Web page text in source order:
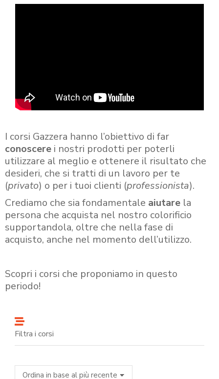
I corsi Gazzera hanno l’obiettivo di far
conoscere i nostri prodotti per poterli
utilizzare al meglio e ottenere il risultato che
desideri, che si tratti di un lavoro per te
(privato) o per i tuoi clienti (professionista).
Crediamo che sia fondamentale aiutare la
persona che acquista nel nostro colorificio
supportandola, oltre che nella fase di
acquisto, anche nel momento dell’utilizzo.
Scopri i corsi che proponiamo in questo
periodo!
Filtra i corsi